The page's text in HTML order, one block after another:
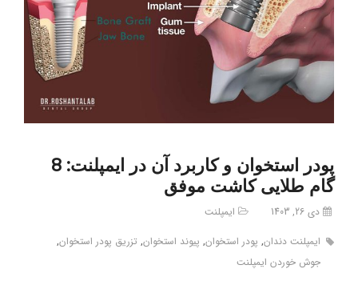
پودر استخوان و کاربرد آن در ایمپلنت: 8
گام طلایی کاشت موفق
دی 26, 1403
ایمپلنت
ایمپلنت دندان, پودر استخوان, پیوند استخوان, تزریق پودر استخوان,
جوش خوردن ایمپلنت